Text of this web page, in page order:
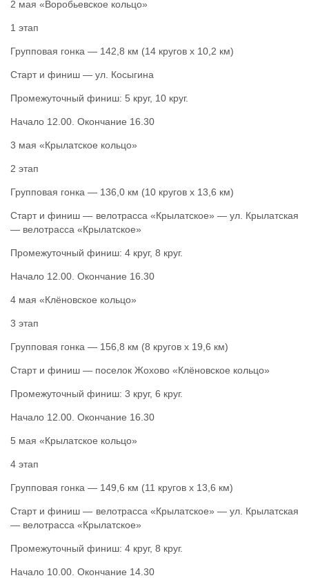
2 мая «Воробьевское кольцо»
1 этап
Групповая гонка — 142,8 км (14 кругов х 10,2 км)
Старт и финиш — ул. Косыгина
Промежуточный финиш: 5 круг, 10 круг.
Начало 12.00. Окончание 16.30
3 мая «Крылатское кольцо»
2 этап
Групповая гонка — 136,0 км (10 кругов х 13,6 км)
Старт и финиш — велотрасса «Крылатское» — ул. Крылатская
— велотрасса «Крылатское»
Промежуточный финиш: 4 круг, 8 круг.
Начало 12.00. Окончание 16.30
4 мая «Клёновское кольцо»
3 этап
Групповая гонка — 156,8 км (8 кругов х 19,6 км)
Старт и финиш — поселок Жохово «Клёновское кольцо»
Промежуточный финиш: 3 круг, 6 круг.
Начало 12.00. Окончание 16.30
5 мая «Крылатское кольцо»
4 этап
Групповая гонка — 149,6 км (11 кругов х 13,6 км)
Старт и финиш — велотрасса «Крылатское» — ул. Крылатская
— велотрасса «Крылатское»
Промежуточный финиш: 4 круг, 8 круг.
Начало 10.00. Окончание 14.30